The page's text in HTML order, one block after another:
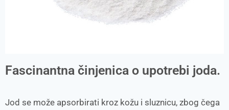
Fascinantna činjenica o upotrebi joda.
Jod se može apsorbirati kroz kožu i sluznicu, zbog čega